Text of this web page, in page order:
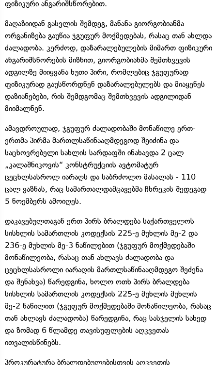
ფიზიკური ანგარიშსწორებით.
მაღაზიიდან გასვლის შემდეგ, მანანა გიორგობიანმა
ორგანიზება გაუწია ჯგუფურ მოქმედებას, რასაც თან ახლდა
ძალადობა. კერძოდ, დაზარალებულების მიმართ ფიზიკური
ანგარიშსწორების მიზნით, გიორგობიანმა შემთხვევის
ადგილზე მიიყვანა ხუთი პირი, რომლებიც ჯგუფურად
ფიზიკურად გაუსწორდნენ დაზარალებულებს და მიაყენეს
დაზიანებები, რის შემდგომაც შემთხვევის ადგილიდან
მიიმალნენ.
ამავდროულად, ჯგუფურ ძალადობაში მონაწილე ერთ-
ერთმა პირმა მართლსაწინააღმდეგოდ შეიძინა და
საცხოვრებელი სახლის სარდაფში ინახავდა 2 ცალ
„კალაშნიკოვის“ კონსტრუქციის ავტომატურ
ცეცხლსასროლ იარაღს და საბრძოლო მასალას - 110
ცალ ვაზნას, რაც სამართალდამცავებმა ჩხრეკის შედეგად
5 ნოემბერს ამოიღეს.
დაკავებულთაგან ერთ პირს ბრალდება საქართველოს
სისხლის სამართლის კოდექსის 225-ე მუხლის მე-2 და
236-ე მუხლის მე-3 ნაწილებით (ჯგუფურ მოქმედებაში
მონაწილეობა, რასაც თან ახლავს ძალადობა და
ცეცხლსასროლი იარაღის მართლსაწინააღმდეგო შეძენა
და შენახვა) წარედგინა, ხოლო ოთხ პირს ბრალდება
სისხლის სამართლის კოდექსის 225-ე მუხლის მუხლის
მე-2 ნაწილით (ჯგუფურ მოქმედებაში მონაწილეობა, რასაც
თან ახლავს ძალადობა) წარედგინა, რაც სასჯელის სახედ
და ზომად 6 წლამდე თავისუფლების აღკვეთას
ითვალისწინებს.
პროკურატურა ბრალდებულებისთვის აღკვეთის